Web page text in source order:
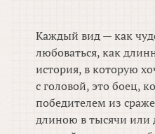
Каждый вид — как
любоваться, как
история, в которую
с головой, это боец,
победителем из
длиною в тысячи